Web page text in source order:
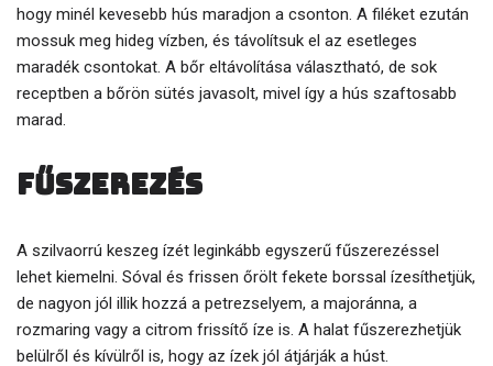
hogy minél kevesebb hús maradjon a csonton. A filéket ezután
mossuk meg hideg vízben, és távolítsuk el az esetleges
maradék csontokat. A bőr eltávolítása választható, de sok
receptben a bőrön sütés javasolt, mivel így a hús szaftosabb
marad.
Fűszerezés
A szilvaorrú keszeg ízét leginkább egyszerű fűszerezéssel
lehet kiemelni. Sóval és frissen őrölt fekete borssal ízesíthetjük,
de nagyon jól illik hozzá a petrezselyem, a majoránna, a
rozmaring vagy a citrom frissítő íze is. A halat fűszerezhetjük
belülről és kívülről is, hogy az ízek jól átjárják a húst.